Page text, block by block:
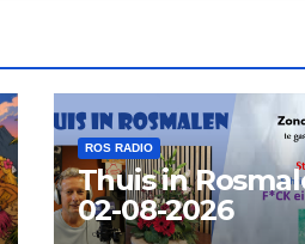
ROS RADIO
Thuis in
02-08-2026